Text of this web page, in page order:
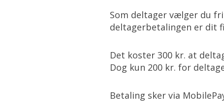
Som deltager vælger du
deltagerbetalingen er dit
Det koster 300 kr. at
Dog kun 200 kr. for
Betaling sker via